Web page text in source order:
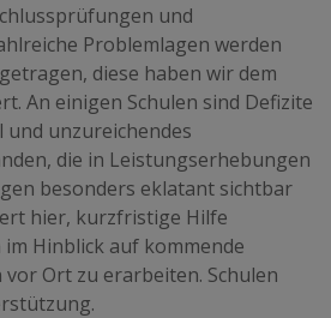
und
Problemlagen werden
diese haben wir dem
An einigen Schulen sind Defizite
unzureichendes
die in Leistungserhebungen
besonders eklatant sichtbar
hier, kurzfristige Hilfe
Hinblick auf kommende
Ort zu erarbeiten. Schulen